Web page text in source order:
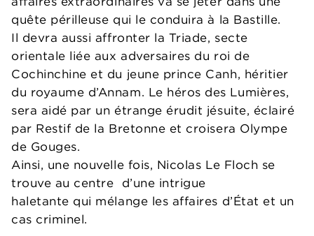
quête périlleuse qui le conduira à la Bastille.
Il devra aussi affronter la Triade, secte
orientale liée aux adversaires du roi de
Cochinchine et du jeune prince Canh, héritier
du royaume d’Annam. Le héros des Lumières,
sera aidé par un étrange érudit jésuite, éclairé
par Restif de la Bretonne et croisera Olympe
de Gouges.
Ainsi, une nouvelle fois, Nicolas Le Floch se
trouve au centre d’une intrigue
haletante qui mélange les affaires d’État et un
cas criminel.